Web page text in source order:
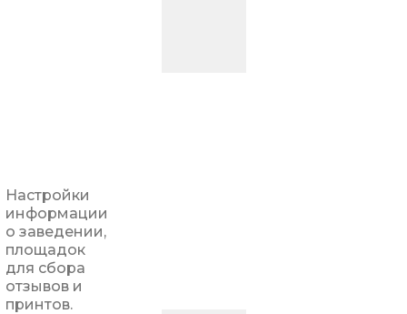
Настройки
информации
о заведении,
площадок
для сбора
отзывов и
принтов.